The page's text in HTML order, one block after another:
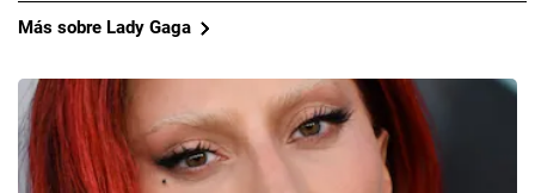
Más sobre Lady Gaga